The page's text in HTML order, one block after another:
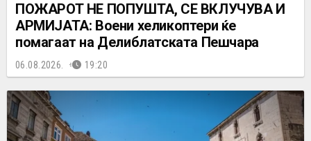
ПОЖАРОТ НЕ ПОПУШТА, СЕ ВКЛУЧУВА И
АРМИЈАТА: Воени хеликоптери ќе
помагаат на Делиблатската Пешчара
06.08.2026. 19:20